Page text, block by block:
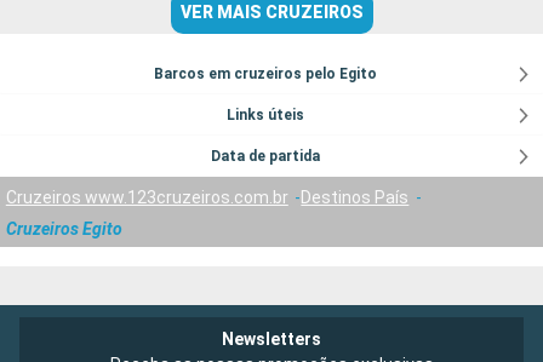
VER MAIS CRUZEIROS
Barcos em cruzeiros pelo Egito
Links úteis
Data de partida
Cruzeiros www.123cruzeiros.com.br
Destinos País
Cruzeiros Egito
Newsletters